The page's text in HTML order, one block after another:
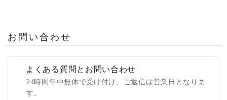
お問い合わせ
よくある質問とお問い合わせ
24時間年中無休で受け付け、ご返信は営業日となりま
す。